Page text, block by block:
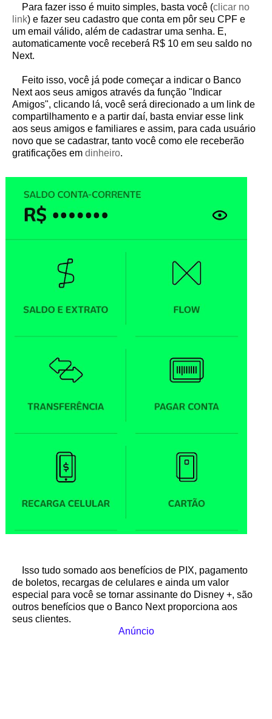
Para fazer isso é muito simples, basta você (clicar no
link) e fazer seu cadastro que conta em pôr seu CPF e
um email válido, além de cadastrar uma senha. E,
automaticamente você receberá R$ 10 em seu saldo no
Next.
Feito isso, você já pode começar a indicar o Banco
Next aos seus amigos através da função "Indicar
Amigos", clicando lá, você será direcionado a um link de
compartilhamento e a partir daí, basta enviar esse link
aos seus amigos e familiares e assim, para cada usuário
novo que se cadastrar, tanto você como ele receberão
gratificações em dinheiro.
Isso tudo somado aos benefícios de PIX, pagamento
de boletos, recargas de celulares e ainda um valor
especial para você se tornar assinante do Disney +, são
outros benefícios que o Banco Next proporciona aos
seus clientes.
Anúncio